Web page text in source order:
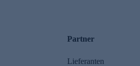
Partner
Lieferanten